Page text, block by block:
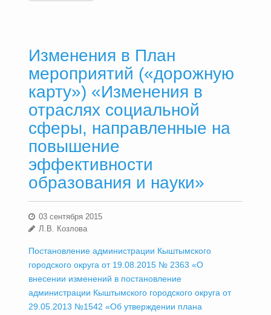
Изменения в План
мероприятий («дорожную
карту») «Изменения в
отраслях социальной
сферы, направленные на
повышение
эффективности
образования и науки»
03 сентября 2015
Л.В. Козлова
Постановление администрации Кыштымского
городского округа от 19.08.2015 № 2363 «О
внесении изменений в постановление
администрации Кыштымского городского округа от
29.05.2013 №1542 «Об утверждении плана